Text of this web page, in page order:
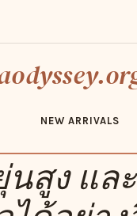
ผลิตจากผ้าที่ระบายอากาศไ
ลิตจาก
สูง แล